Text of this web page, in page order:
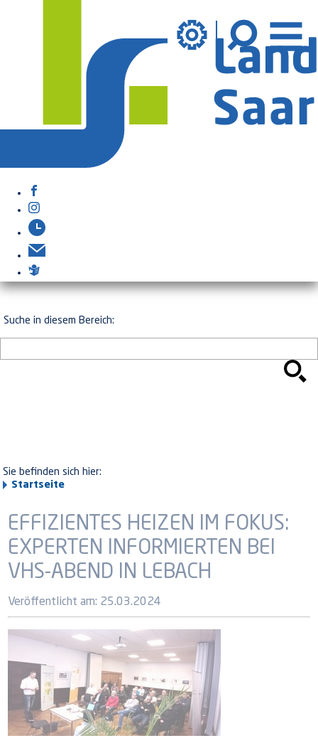
Suche in diesem Bereich:
Sie befinden sich hier:
Startseite
EFFIZIENTES HEIZEN IM FOKUS:
EXPERTEN INFORMIERTEN BEI
VHS-ABEND IN LEBACH
Veröffentlicht am: 25.03.2024